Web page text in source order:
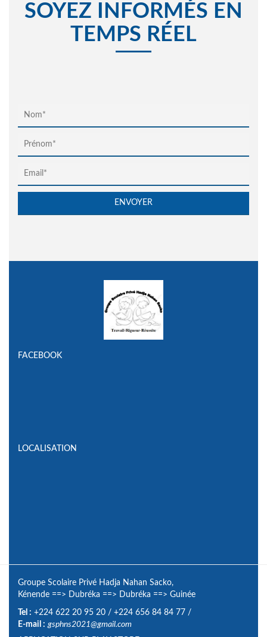
SOYEZ INFORMÉS EN
TEMPS RÉEL
FACEBOOK
LOCALISATION
Groupe Scolaire Privé Hadja Nahan Sacko,
Kénende ==> Dubréka ==> Dubréka ==> Guinée
Tel : +224 622 20 95 20 / +224 656 84 84 77 /
E-mail : gsphns2021@gmail.com